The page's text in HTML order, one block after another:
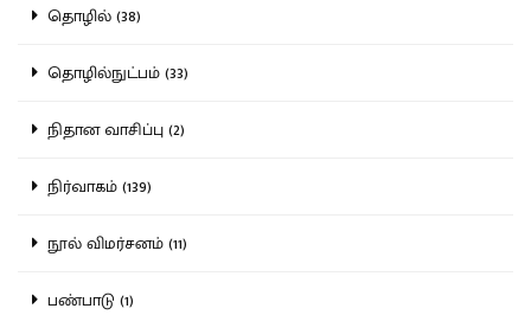
தொழில் (38)
தொழில்நுட்பம் (33)
நிதான வாசிப்பு (2)
நிர்வாகம் (139)
நூல் விமர்சனம் (11)
பண்பாடு (1)